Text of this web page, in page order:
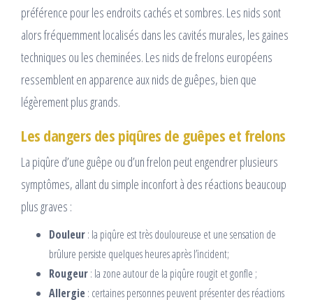
préférence pour les endroits cachés et sombres. Les nids sont
alors fréquemment localisés dans les cavités murales, les gaines
techniques ou les cheminées. Les nids de frelons européens
ressemblent en apparence aux nids de guêpes, bien que
légèrement plus grands.
Les dangers des piqûres de guêpes et frelons
La piqûre d’une guêpe ou d’un frelon peut engendrer plusieurs
symptômes, allant du simple inconfort à des réactions beaucoup
plus graves :
Douleur: la piqûre est très douloureuse et une sensation de
brûlure persiste quelques heures après l’incident;
Rougeur: la zone autour de la piqûre rougit et gonfle ;
Allergie : certaines personnes peuvent présenter des réactions